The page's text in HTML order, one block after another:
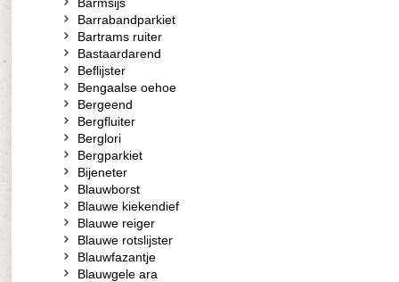
Barrabandparkiet
Bartrams ruiter
Bastaardarend
Beflijster
Bengaalse oehoe
Bergeend
Bergfluiter
Berglori
Bergparkiet
Bijeneter
Blauwborst
Blauwe kiekendief
Blauwe reiger
Blauwe rotslijster
Blauwfazantje
Blauwgele ara